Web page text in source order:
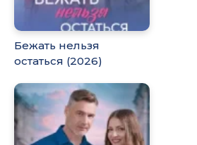
Бежать нельзя
остаться (2026)